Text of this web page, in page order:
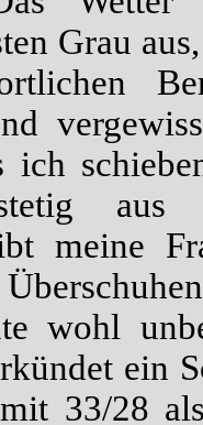
Grau
ich
aus
meine
wohl
ein
33/28